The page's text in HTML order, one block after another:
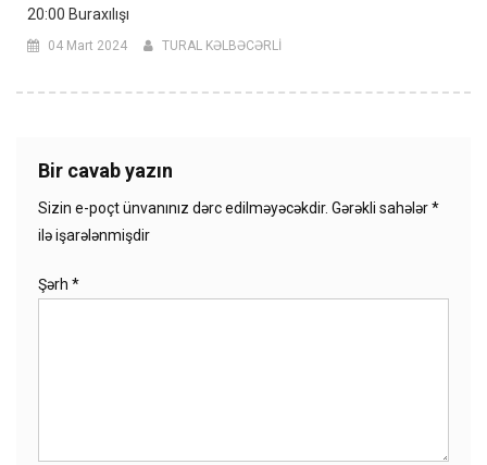
20:00 Buraxılışı
04 Mart 2024 TURAL KƏLBƏCƏRLİ
Bir cavab yazın
Sizin e-poçt ünvanınız dərc edilməyəcəkdir. Gərəkli sahələr*
ilə işarələnmişdir
Şərh *